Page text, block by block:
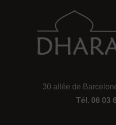
30 allée de
Tél. 06 03